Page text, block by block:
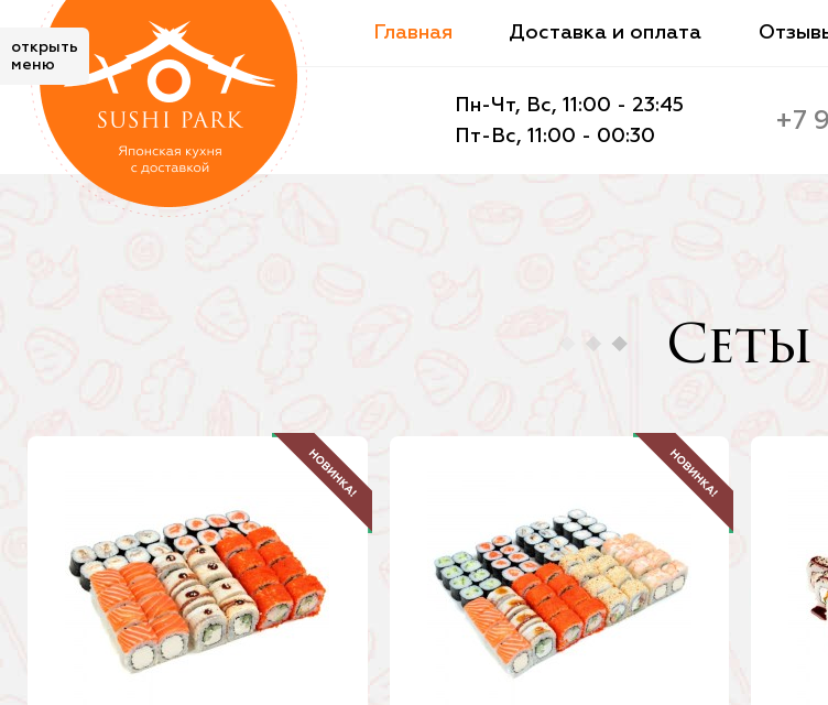
открыть
меню
Главная Доставка и оплата
Пн-Чт, Вс, 11:00 - 23:45
Пт-Вс, 11:00 - 00:30
+7
Сеты